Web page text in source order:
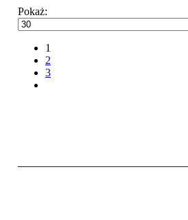
Pokaż:
1
2
3